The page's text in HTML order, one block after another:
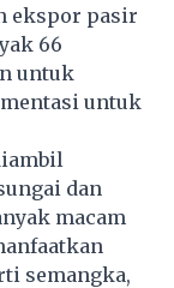
ekspor pasir
66
untuk
untuk
dan
macam
semangka,